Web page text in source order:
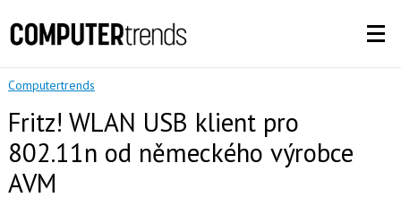
Computertrends
Fritz! WLAN USB klient pro
802.11n od německého výrobce
AVM